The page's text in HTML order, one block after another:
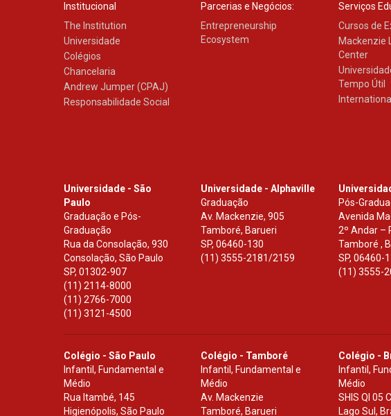
Institucional
The Institution
Universidade
Colégios
Chancelaria
Andrew Jumper (CPAJ)
Responsabilidade Social
Parcerias e Negócios:
Entrepreneurship
Ecosystem
Serviços
Cursos de
Mackenzie
Center
Tempo Útil
Universidade - São
Paulo
Graduação e Pós-
Graduação
Rua da Consolação, 930
Consolação, São Paulo
SP, 01302-907
(11) 2114-8000
(11) 2766-7000
(11) 3121-4500
Universidade - Alphaville
Graduação
Av. Mackenzie, 905
Tamboré, Barueri
SP,06460-130
(11) 3555-2181/2159
Pós-
Avenida
2º Andar –
Tamboré ,
SP, 06460-
(11) 3555-
Colégio - São Paulo
Infantil, Fundamental e
Médio
Rua Itambé, 145
Higienópolis, São Paulo
Colégio - Tamboré
Infantil, Fundamental e
Médio
Av. Mackenzie
Tamboré, Barueri
Colégio -
Infantil,
Médio
SHIS Ql 05
Lago Sul,